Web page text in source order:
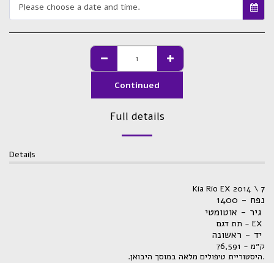
Please choose a date and time.
Continued
Full details
Details
Kia Rio EX 2014 \ 7
נפח - 1400
תת דגם - EX
ק״מ - 76,591
.היסטוריית טיפולים מלאה במוסך היבואן.